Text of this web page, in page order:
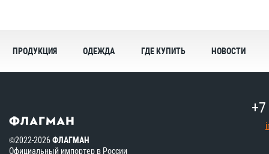
ПРОДУКЦИЯ ОДЕЖДА ГДЕ КУПИТЬ НОВОСТИ
©2022-2026ФЛАГМАН
Официальный импортер в России